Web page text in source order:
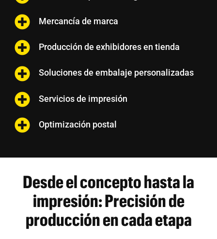
Mercancía de marca
Producción de exhibidores en tienda
Soluciones de embalaje personalizadas
Servicios de impresión
Optimización postal
Desde el concepto hasta la
impresión: Precisión de
producción en cada etapa